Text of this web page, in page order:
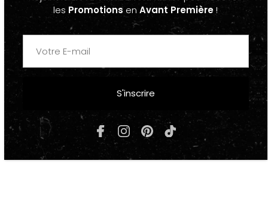
-Taille Unique, Réglable
COMPOSITION & ENTRETIEN
-Coton, Polyester
-Lavable à la main
les Promotions en Avant Première!
S'inscrire